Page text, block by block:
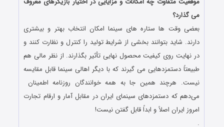
می گذارد؟
بعضی وقت ها ستاره های سینما امکان انتخاب بهتر و بیشتری
دارند. شاید بتوانند بخشی از شرایط تولید را کنترل و نظارت کنند و
در نهایت روی کیفیت محصول نهایی تأثیر بگذارند. از نظر مالی هم
طبیعتاً دستمزدهایی می گیرند که با دیگر اهالی سینما قابل مقایسه
نیست. هرچند همین جا به همه خوانندگان روزنامه اطمینان
می‌دهم که دستمزدهای سینمای ایران در مقابل آمار و ارقام تجارت
امروز ایران اصلاً و ابداً قابل گفتن نیست!
.